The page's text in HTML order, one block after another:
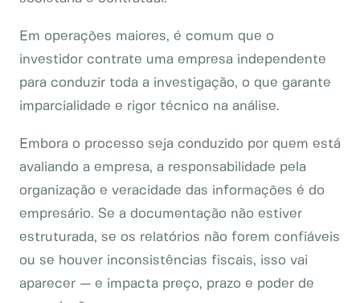
Em operações maiores, é comum que o
investidor contrate uma empresa independente
para conduzir toda a investigação, o que garante
imparcialidade e rigor técnico na análise.
Embora o processo seja conduzido por quem está
avaliando a empresa, a responsabilidade pela
organização e veracidade das informações é do
empresário. Se a documentação não estiver
estruturada, se os relatórios não forem confiáveis
ou se houver inconsistências fiscais, isso vai
aparecer — e impacta preço, prazo e poder de